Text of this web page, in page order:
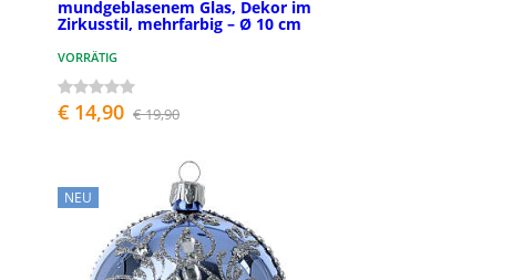
mundgeblasenem Glas, Dekor im
Zirkusstil, mehrfarbig – Ø 10 cm
VORRÄTIG
€ 14,90 € 19,90
NEU